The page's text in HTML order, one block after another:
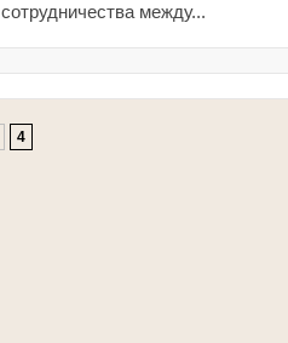
сотрудничества между...
4